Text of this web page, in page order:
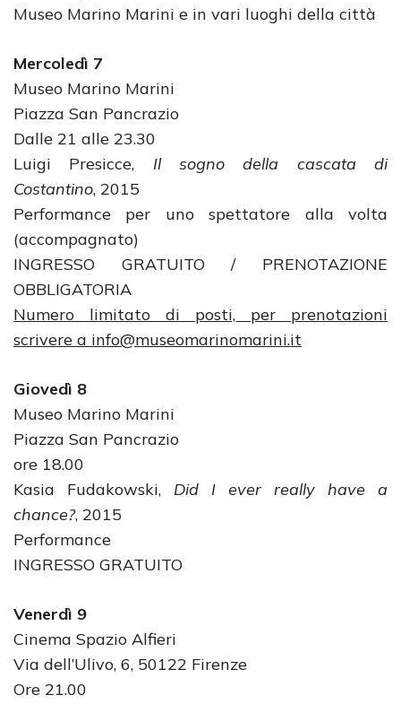
Museo Marino Marini e in vari luoghi della città
Mercoledì 7
Museo Marino Marini
Piazza San Pancrazio
Dalle 21 alle 23.30
Luigi Presicce, Il sogno della cascata di
Costantino, 2015
Performance per uno spettatore alla volta
(accompagnato)
INGRESSO GRATUITO / PRENOTAZIONE
OBBLIGATORIA
Numero limitato di posti, per prenotazioni
scrivere a info@museomarinomarini.it
Giovedì 8
Museo Marino Marini
Piazza San Pancrazio
ore 18.00
Kasia Fudakowski, Did I ever really have a
chance?, 2015
Performance
INGRESSO GRATUITO
Venerdì 9
Cinema Spazio Alfieri
Via dell’Ulivo, 6, 50122 Firenze
Ore 21.00